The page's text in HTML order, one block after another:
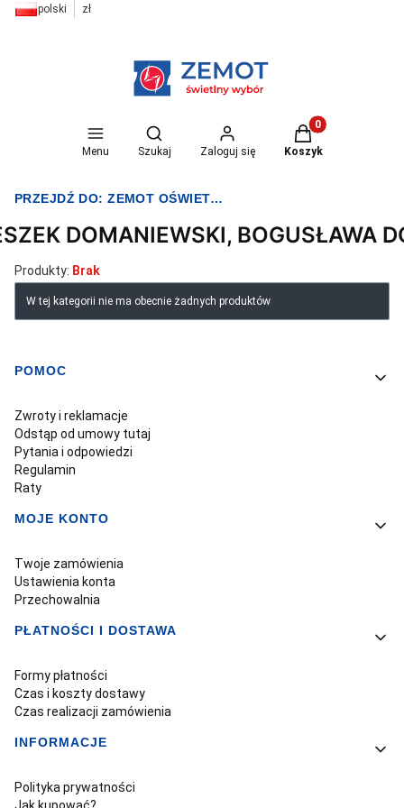
polski zł
Menu
Otwórz wyszukiwarkę
Szukaj Zaloguj się
Produkty w
Koszyk
PRZEJDŹ DO:ZEMOT OŚWIETLENIE I ELEKTRYKA
DOMANIEWSKI, BOGUSŁAWA
Produkty: Brak
Lista produktów
W tej kategorii nie ma obecnie żadnych produktów
Linki w stopce
POMOC
Zwroty i reklamacje
Odstąp od umowy tutaj
Pytania i odpowiedzi
Regulamin
Raty
MOJE KONTO
Twoje zamówienia
Ustawienia konta
Przechowalnia
PŁATNOŚCI I DOSTAWA
Formy płatności
Czas i koszty dostawy
Czas realizacji zamówienia
INFORMACJE
Polityka prywatności